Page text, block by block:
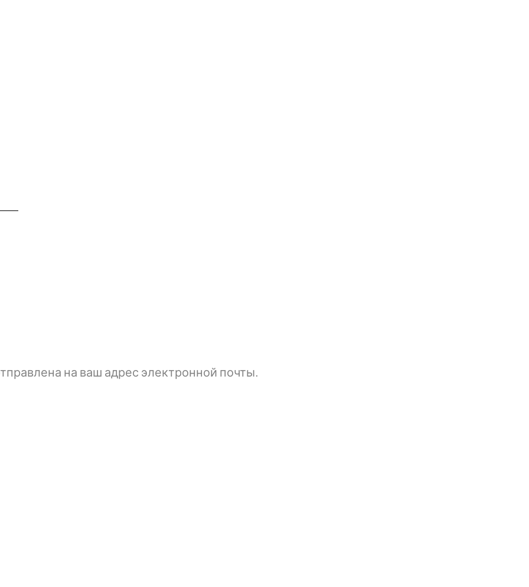
​​на ваш адрес электронной почты.